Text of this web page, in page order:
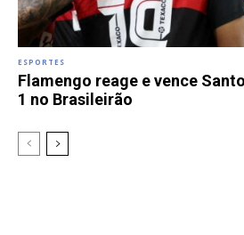
ESPORTES
Flamengo reage e vence
1 no Brasileirão